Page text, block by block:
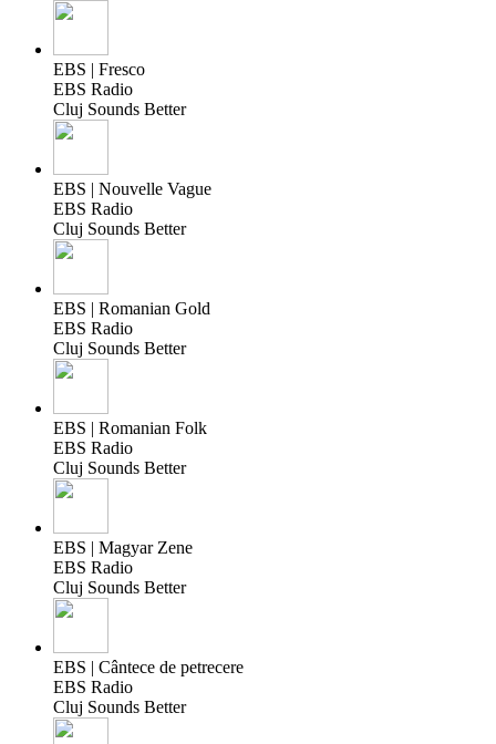
EBS | Fresco
EBS Radio
Cluj Sounds Better
EBS | Nouvelle Vague
EBS Radio
Cluj Sounds Better
EBS | Romanian Gold
EBS Radio
Cluj Sounds Better
EBS | Romanian Folk
EBS Radio
Cluj Sounds Better
EBS | Magyar Zene
EBS Radio
Cluj Sounds Better
EBS | Cântece de petrecere
EBS Radio
Cluj Sounds Better